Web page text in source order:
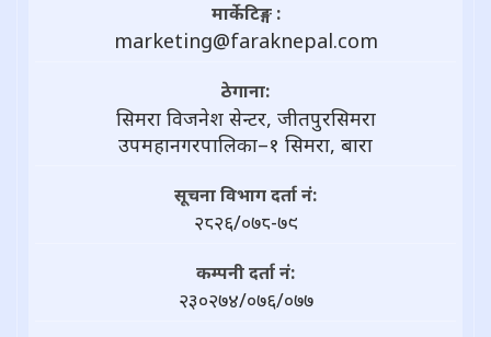
मार्केटिङ्ग :
marketing@faraknepal.com
ठेगाना:
सिमरा विजनेश सेन्टर, जीतपुरसिमरा
उपमहानगरपालिका–१ सिमरा, बारा
सूचना विभाग दर्ता नं:
२८२६/०७८-७९
कम्पनी दर्ता नं:
२३०२७४/०७६/०७७